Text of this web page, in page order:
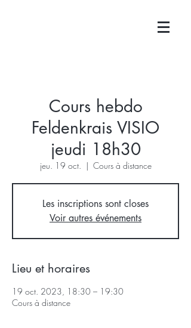
Cours hebdo
Feldenkrais VISIO
jeudi 18h30
jeu. 19 oct.
  |
Cours à distance
Les inscriptions sont closes
Voir autres événements
Lieu et horaires
19 oct. 2023, 18:30 – 19:30
Cours à distance